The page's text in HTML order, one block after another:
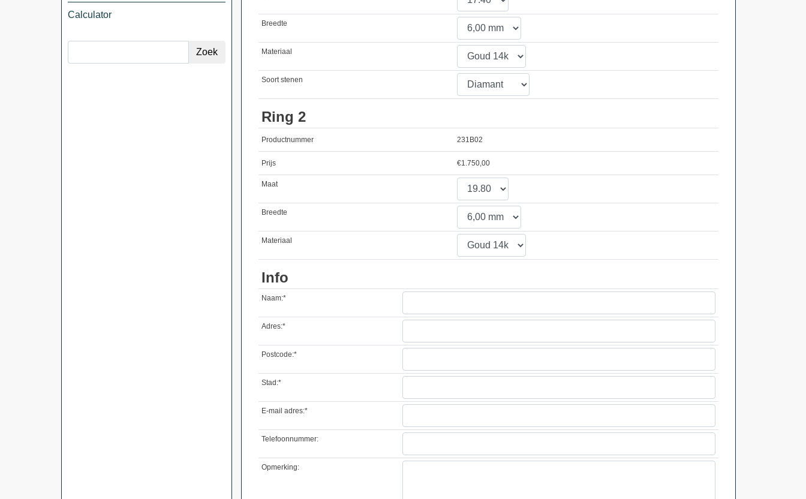
Breedte
Materiaal
Soort stenen
Ring 2
Productnummer 231B02
Prijs €1.750,00
Maat
Breedte
Materiaal
Info
Naam:*
Adres:*
Postcode:*
Stad:*
E-mail adres:*
Telefoonnummer:
Opmerking:
Calculator